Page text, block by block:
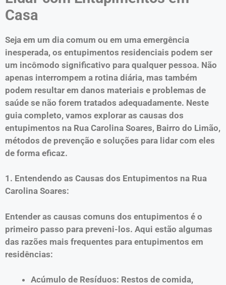
Casa
Seja em um dia comum ou em uma emergência
inesperada, os entupimentos residenciais podem ser
um incômodo significativo para qualquer pessoa. Não
apenas interrompem a rotina diária, mas também
podem resultar em danos materiais e problemas de
saúde se não forem tratados adequadamente. Neste
guia completo, vamos explorar as causas dos
entupimentos na Rua Carolina Soares, Bairro do Limão,
métodos de prevenção e soluções para lidar com eles
de forma eficaz.
1. Entendendo as Causas dos Entupimentos na Rua
Carolina Soares:
Entender as causas comuns dos entupimentos é o
primeiro passo para preveni-los. Aqui estão algumas
das razões mais frequentes para entupimentos em
residências:
Acúmulo de Resíduos: Restos de comida,